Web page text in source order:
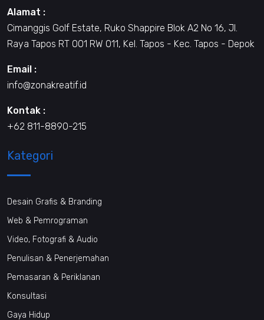
Alamat :
Cimanggis Golf Estate, Ruko Shappire Blok A2 No 16, Jl.
Raya Tapos RT 001 RW 011, Kel. Tapos - Kec. Tapos - Depok
Email :
info@zonakreatif.id
Kontak :
+62 811-8890-215
Kategori
Desain Grafis & Branding
Web & Pemrograman
Video, Fotografi & Audio
Penulisan & Penerjemahan
Pemasaran & Periklanan
Konsultasi
Gaya Hidup